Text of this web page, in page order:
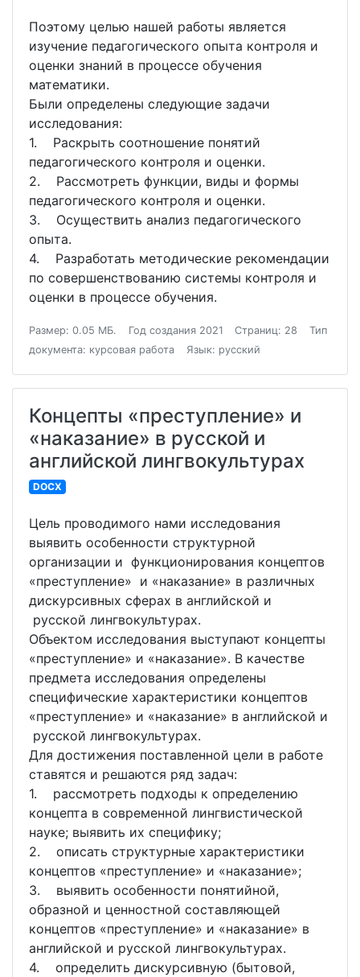
Поэтому целью нашей работы является
изучение педагогического опыта контроля и
оценки знаний в процессе обучения
математики.
Были определены следующие задачи
исследования:
1. Раскрыть соотношение понятий
педагогического контроля и оценки.
2. Рассмотреть функции, виды и формы
педагогического контроля и оценки.
3. Осуществить анализ педагогического
опыта.
4. Разработать методические рекомендации
по совершенствованию системы контроля и
оценки в процессе обучения.
Размер: 0.05 МБ. Год создания 2021 Страниц: 28
Тип
документа: курсовая работа
Язык: русский
Концепты «преступление» и
«наказание» в русской и
английской лингвокультурах
DOCX
Цель проводимого нами исследования
выявить особенности структурной
организации и функционирования концептов
«преступление» и «наказание» в различных
дискурсивных сферах в английской и
русской лингвокультурах.
Объектом исследования выступают концепты
«преступление» и «наказание». В качестве
предмета исследования определены
специфические характеристики концептов
«преступление» и «наказание» в английской и
русской лингвокультурах.
Для достижения поставленной цели в работе
ставятся и решаются ряд задач:
1. рассмотреть подходы к определению
концепта в современной лингвистической
науке; выявить их специфику;
2. описать структурные характеристики
концептов «преступление» и «наказание»;
3. выявить особенности понятийной,
образной и ценностной составляющей
концептов «преступление» и «наказание» в
английской и русской лингвокультурах.
4. определить дискурсивную (бытовой,